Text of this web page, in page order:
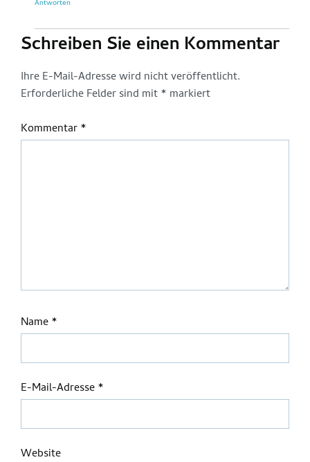
Antworten
Schreiben Sie einen Kommentar
Ihre E-Mail-Adresse wird nicht veröffentlicht.
Erforderliche Felder sind mit* markiert
Kommentar*
Name*
E-Mail-Adresse*
Website